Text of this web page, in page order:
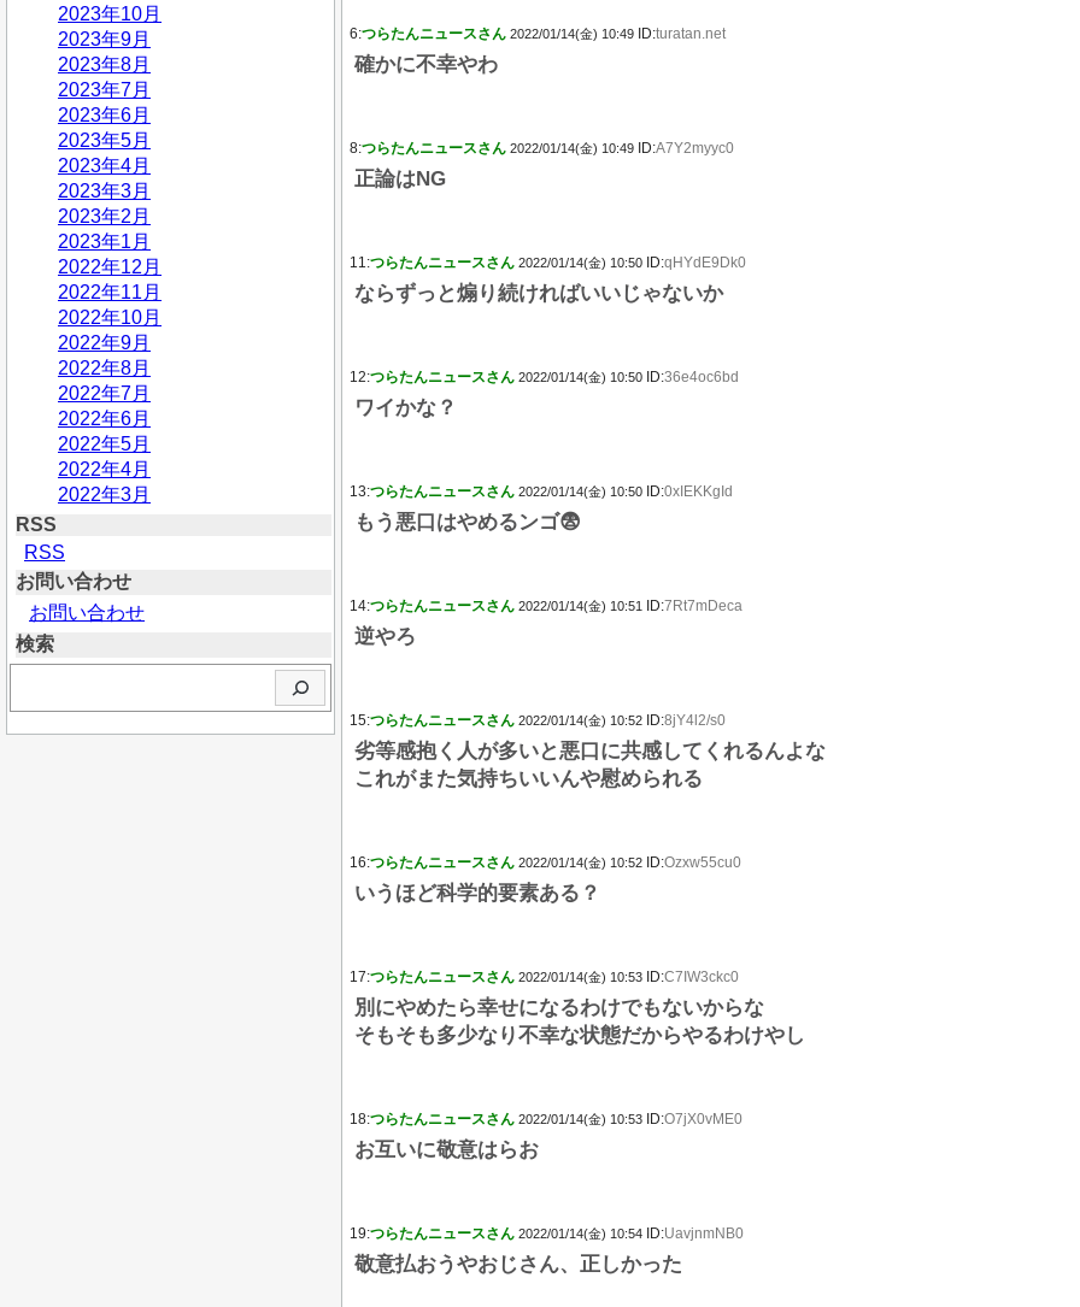
2023年10月
2023年9月
2023年8月
2023年7月
2023年6月
2023年5月
2023年4月
2023年3月
2023年2月
2023年1月
2022年12月
2022年11月
2022年10月
2022年9月
2022年8月
2022年7月
2022年6月
2022年5月
2022年4月
2022年3月
RSS
RSS
お問い合わせ
お問い合わせ
検索
6:つらたんニュースさん 2022/01/14(金) 10:49 ID:turatan.net
確かに不幸やわ
8:つらたんニュースさん 2022/01/14(金) 10:49 ID:A7Y2myyc0
正論はNG
11:つらたんニュースさん 2022/01/14(金) 10:50 ID:qHYdE9Dk0
ならずっと煽り続ければいいじゃないか
12:つらたんニュースさん 2022/01/14(金) 10:50 ID:36e4oc6bd
ワイかな？
13:つらたんニュースさん 2022/01/14(金) 10:50 ID:0xIEKKgId
もう悪口はやめるンゴ😨
14:つらたんニュースさん 2022/01/14(金) 10:51 ID:7Rt7mDeca
逆やろ
15:つらたんニュースさん 2022/01/14(金) 10:52 ID:8jY4l2/s0
劣等感抱く人が多いと悪口に共感してくれるんよな
これがまた気持ちいいんや慰められる
16:つらたんニュースさん 2022/01/14(金) 10:52 ID:Ozxw55cu0
いうほど科学的要素ある？
17:つらたんニュースさん 2022/01/14(金) 10:53 ID:C7IW3ckc0
別にやめたら幸せになるわけでもないからな
そもそも多少なり不幸な状態だからやるわけやし
18:つらたんニュースさん 2022/01/14(金) 10:53 ID:O7jX0vME0
お互いに敬意はらお
19:つらたんニュースさん 2022/01/14(金) 10:54 ID:UavjnmNB0
敬意払おうやおじさん、正しかった